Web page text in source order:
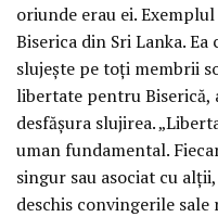
oriunde erau ei.
Biserica din Sri Lanka.
slujeşte pe toţi membrii
libertate pentru Biserică,
desfăşura slujirea.
uman fundamental.
singur sau asociat cu
deschis convingerile